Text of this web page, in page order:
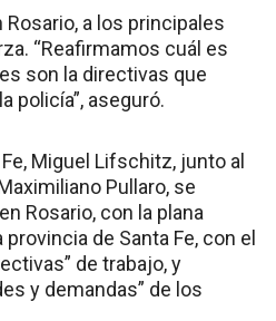
a los principales
“Reafirmamos cuál es
son la directivas que
policía”, aseguró.
Miguel Lifschitz, junto al
Pullaro, se
Rosario, con la plana
de Santa Fe, con el
de trabajo, y
y demandas” de los